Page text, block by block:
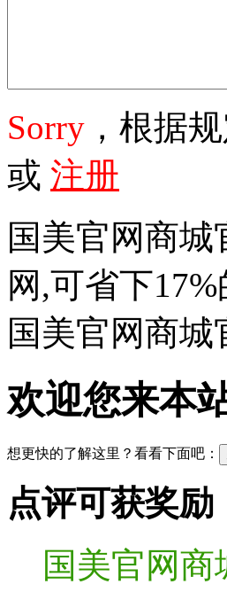
Sorry ，根据
或 注册
国美官网商
网,可省下
国美官网商
欢迎您来本
想更快的了解这里？看看下面吧：
点评可获奖励
国美官网